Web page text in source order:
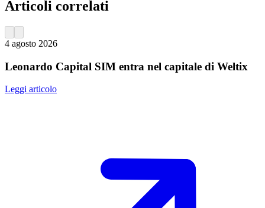
Articoli correlati
4 agosto 2026
Leonardo Capital SIM entra nel capitale di Weltix
Leggi articolo